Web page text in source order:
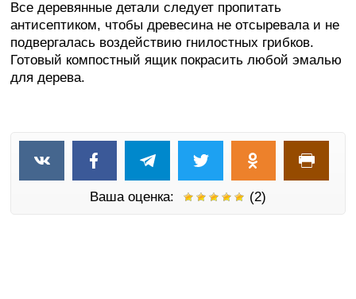
Все деревянные детали следует пропитать
антисептиком, чтобы древесина не отсыревала и не
подвергалась воздействию гнилостных грибков.
Готовый компостный ящик покрасить любой эмалью
для дерева.
Ваша оценка: (2)